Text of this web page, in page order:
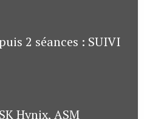
2 séances : SUIVI
Hynix, ASM